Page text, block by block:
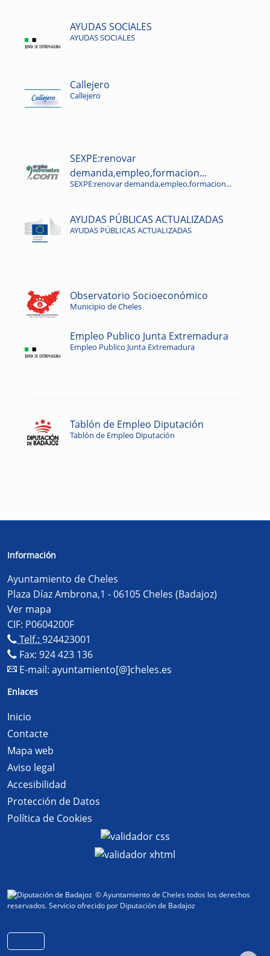
AYUDAS SOCIALES
AYUDAS SOCIALES
Callejero
Callejero
SEXPE:renovar
demanda,empleo,formacion...
SEXPE:renovar demanda,empleo,formacion...
AYUDAS PÚBLICAS ACTUALIZADAS
AYUDAS PÚBLICAS ACTUALIZADAS
Observatorio Socioeconómico
Municipio de Cheles
Empleo Publico Junta Extremadura
Empleo Publico Junta Extremadura
Tablón de Empleo Diputación
Tablón de Empleo Diputación
Información
Ayuntamiento de Cheles
Plaza Díaz Ambrona,1 - 06105 Cheles (Badajoz)
Ver mapa
CIF: P0604200F
Telf.: 924423001
Fax: 924 423 136
E-mail: ayuntamiento[@]cheles.es
Enlaces
Inicio
Contacte
Mapa web
Aviso legal
Accesibilidad
Protección de Datos
Política de Cookies
© Ayuntamiento de Cheles todos los derechos
reservados.Servicio ofrecido por Diputación de Badajoz